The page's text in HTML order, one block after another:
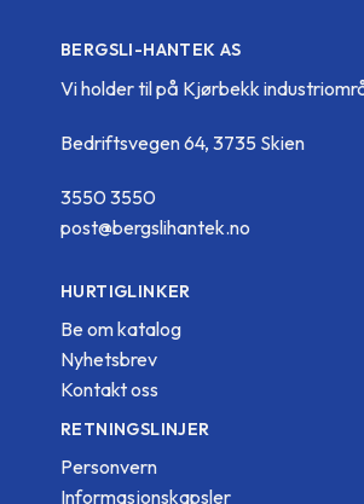
BERGSLI-HANTEK AS
Vi holder til på Kjørbekk
Bedriftsvegen 64, 3735 Skien
3550 3550
post@bergslihantek.no
HURTIGLINKER
Be om katalog
Nyhetsbrev
Kontakt oss
RETNINGSLINJER
Personvern
Informasjonskapsler